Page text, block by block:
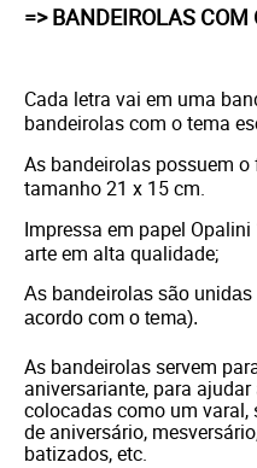
=> BANDEIROLAS COM
Cada letra vai em uma
bandeirolas com o tema
As bandeirolas possuem
tamanho 21 x 15 cm.
Impressa em papel
arte em alta qualidade;
As bandeirolas são
acordo com o tema).
As bandeirolas servem
aniversariante, para
colocadas como um
de aniversário,
batizados, etc.